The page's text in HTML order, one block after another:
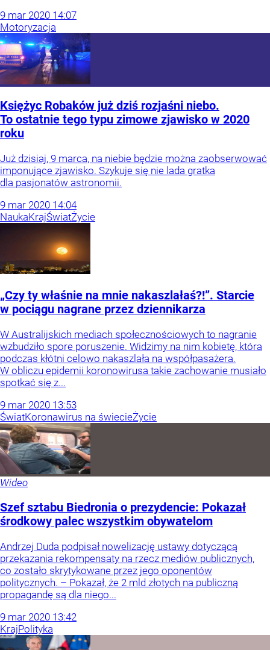
9 mar 2020 14:07
Motoryzacja
Księżyc Robaków już dziś rozjaśni niebo.
To ostatnie tego typu zimowe zjawisko w 2020
roku
Już dzisiaj, 9 marca, na niebie będzie można zaobserwować
imponujące zjawisko. Szykuje się nie lada gratka
dla pasjonatów astronomii.
9 mar 2020 14:04
NaukaKrajŚwiatŻycie
„Czy ty właśnie na mnie nakaszlałaś?!”. Starcie
w pociągu nagrane przez dziennikarza
W Australijskich mediach społecznościowych to nagranie
wzbudziło spore poruszenie. Widzimy na nim kobietę, która
podczas kłótni celowo nakaszlała na współpasażera.
W obliczu epidemii koronowirusa takie zachowanie musiało
spotkać się z...
9 mar 2020 13:53
ŚwiatKoronawirus na świecieŻycie
Wideo
Szef sztabu Biedronia o prezydencie: Pokazał
środkowy palec wszystkim obywatelom
Andrzej Duda podpisał nowelizację ustawy dotyczącą
przekazania rekompensaty na rzecz mediów publicznych,
co zostało skrytykowane przez jego oponentów
politycznych. – Pokazał, że 2 mld złotych na publiczną
propagandę są dla niego...
9 mar 2020 13:42
KrajPolityka